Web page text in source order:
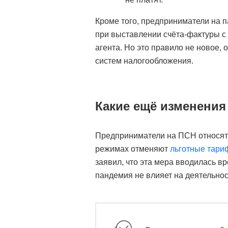
Кроме того, предприниматели на
при выставлении счёта-фактуры
агента. Но это правило не новое,
систем налогообложения.
Какие ещё
Предприниматели на ПСН
режимах отменяют льготные
заявил, что эта мера вводилась
пандемия не влияет на